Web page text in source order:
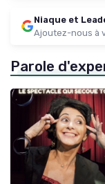
Niaque et
Ajoutez-nous à
Parole